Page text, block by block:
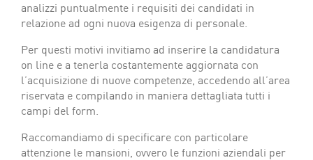
analizzi puntualmente i requisiti dei candidati in
relazione ad ogni nuova esigenza di personale.
Per questi motivi invitiamo ad inserire la candidatura
on line e a tenerla costantemente aggiornata con
l’acquisizione di nuove competenze, accedendo all’area
riservata e compilando in maniera dettagliata tutti i
campi del form.
Raccomandiamo di specificare con particolare
attenzione le mansioni, ovvero le funzioni aziendali per